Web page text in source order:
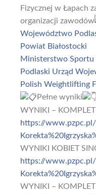
Fizycznej w Łapach
organizacji zawodów
Województwo
Powiat Białostocki
Ministerstwo Sportu
Podlaski Urząd
Polish Weightlifting
Pełne wyniki
WYNIKI – KOMPLET
https://
WYNIKI KOBIET
https://
WYNIKI –